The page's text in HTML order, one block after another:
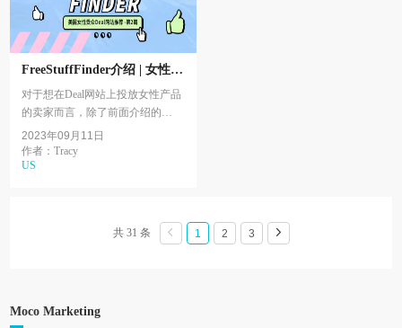
FreeStuffFinder介绍 | 女性受
众为主的美国Deal网站推荐2
对于想在Deal网站上投放女性产品
的卖家而言，除了前面介绍的
Hip2save，FreeStuffFinder也是更适
合的选择之一。成立于2011年，
FreeStuffFinder...
2023年09月11日
作者：Tracy
US
共 31 条 1 2 3
Moco Marketing